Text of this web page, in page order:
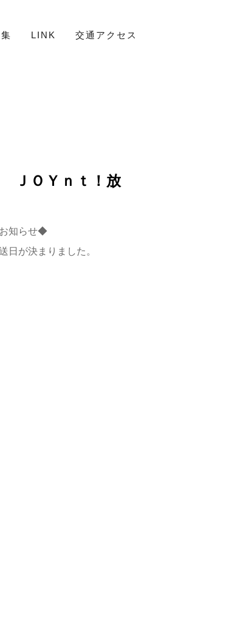
LINK 交通アクセス
ＪＯＹｎｔ！放
知らせ◆
日が決まりました。